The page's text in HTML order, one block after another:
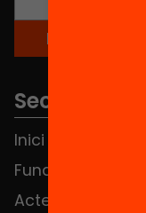
Seccions
Inici
Fundació
Actes